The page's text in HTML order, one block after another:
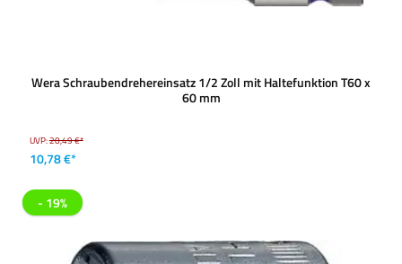
Wera Schraubendrehereinsatz 1/2 Zoll mit Haltefunktion T60 x
60 mm
UVP:20,49 €*
10,78 €*
- 19%